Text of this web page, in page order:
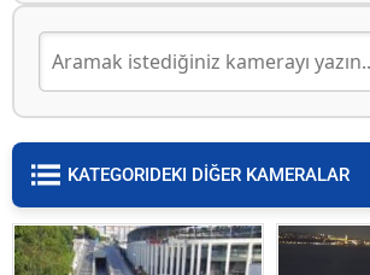
KATEGORIDEKI DİĞER KAMERALAR